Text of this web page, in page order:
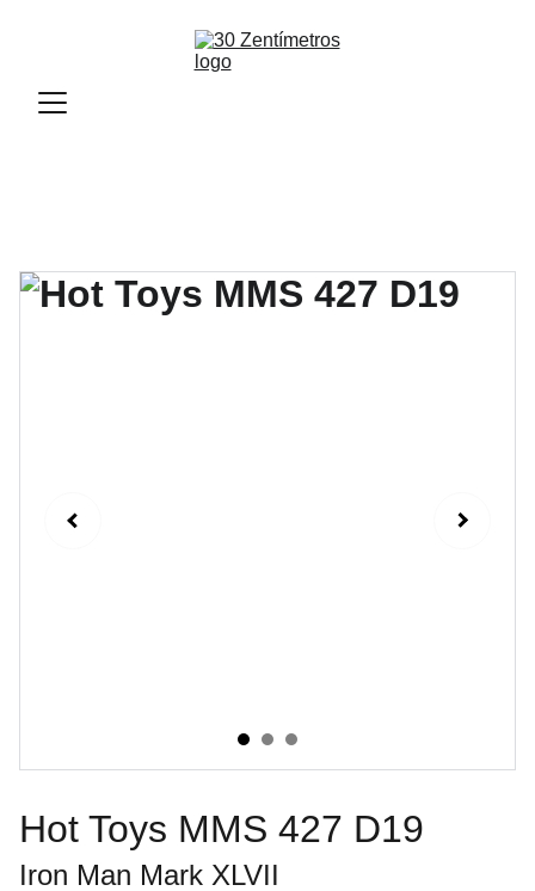
Hot Toys MMS 427 D19
Iron Man Mark XLVII